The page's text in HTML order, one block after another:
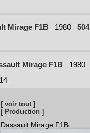
Mirage F1B 1980 504
Mirage F1B 1980
[ voir tout ]
[ Production ]
Dassault Mirage F1B